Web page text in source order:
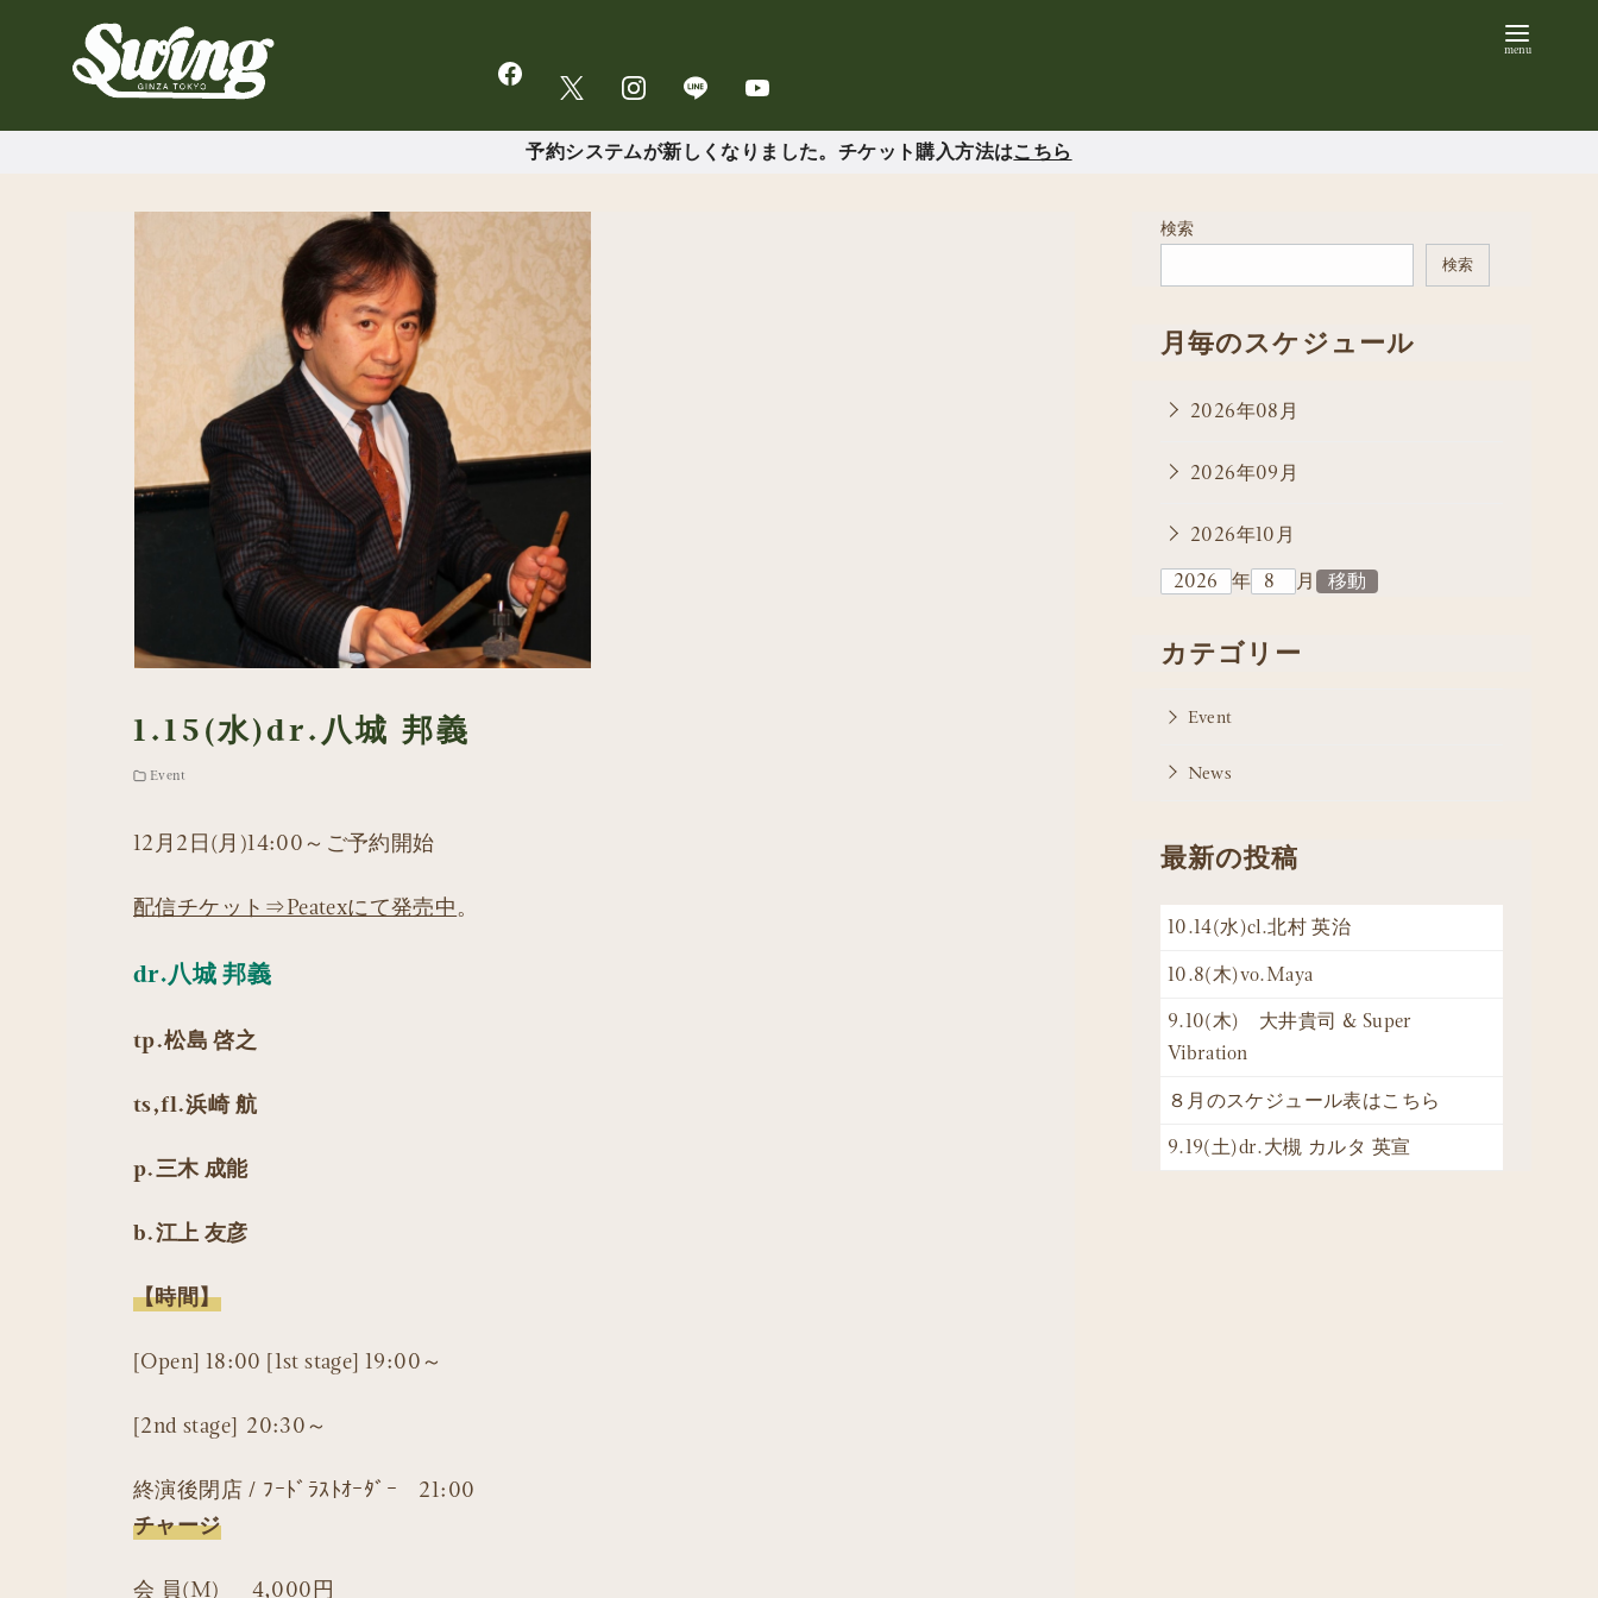
予約システムが新しくなりました。チケット購入方法はこちら
1.15(水)dr.八城 邦義
Event
12月2日(月)14:00～ご予約開始
配信チケット⇒Peatexにて発売中。
dr.八城 邦義
tp.松島 啓之
ts,fl.浜崎 航
p.三木 成能
b.江上 友彦
【時間】
[Open] 18:00 [1st stage] 19:00～
[2nd stage] 20:30～
終演後閉店 / ﾌｰﾄﾞﾗｽﾄｵｰﾀﾞｰ 21:00
チャージ
会 員(M) 4,000円
検索
検索
月毎のスケジュール
2026年08月
2026年09月
2026年10月
年
月
カテゴリー
Event
News
最新の投稿
10.14(水)cl.北村 英治
10.8(木)vo.Maya
9.10(木) 大井貴司 & Super
Vibration
８月のスケジュール表はこちら
9.19(土)dr.大槻 カルタ 英宣